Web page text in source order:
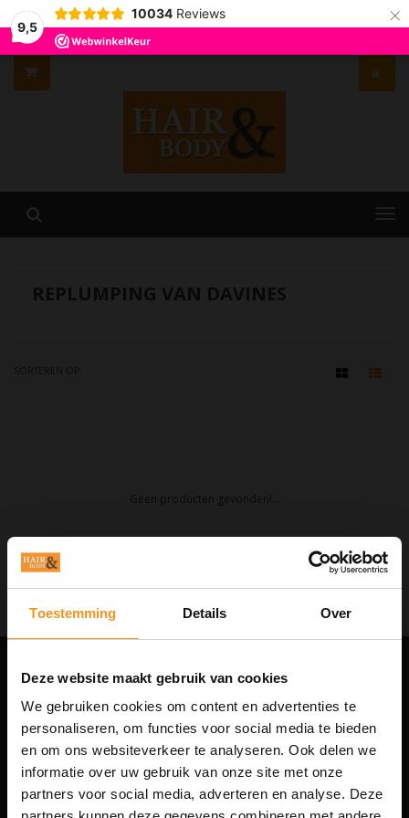
Toestemming Details Over
Deze website maakt gebruik van cookies
We gebruiken cookies om content en advertenties te
personaliseren, om functies voor social media te bieden
en om ons websiteverkeer te analyseren. Ook delen we
informatie over uw gebruik van onze site met onze
partners voor social media, adverteren en analyse. Deze
9,5
10034 Reviews ×
REPLUMPING VAN DAVINES
Geen producten gevonden!...
HAIR & BODY
De complete webshop voor haar- en lichaamsverzorging.
Altijd interessante aanbiedingen en trendy producten voor hem en haar.
NIEUWSBRIEF